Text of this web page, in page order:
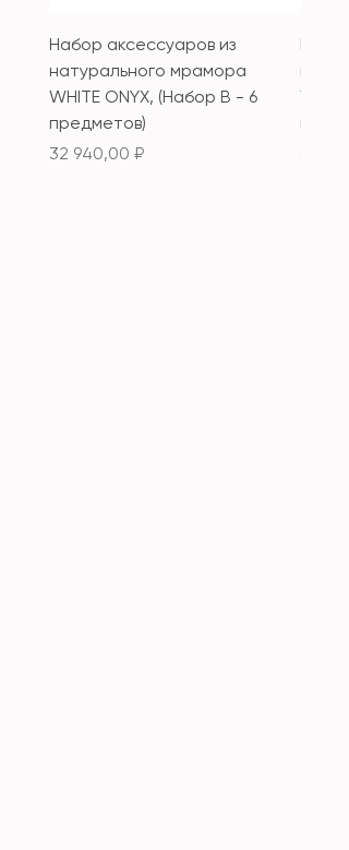
Набор аксессуаров из
натурального мрамора
WHITE ONYX, (Набор B - 6
предметов)
Цена
32 940,00 ₽